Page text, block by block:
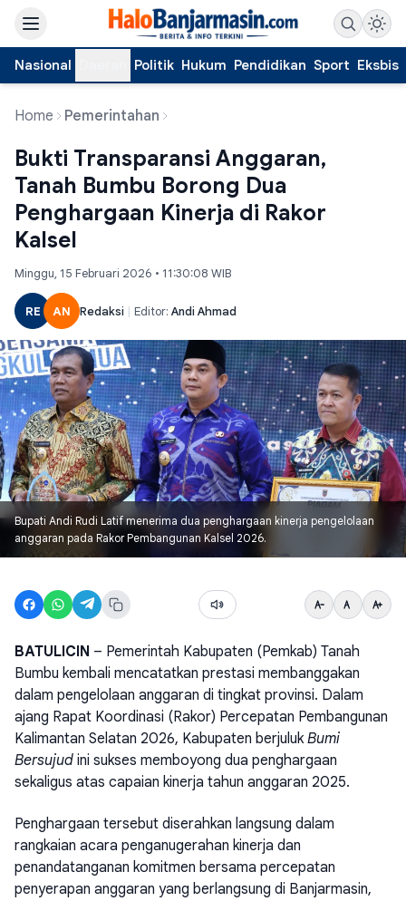
Nasional Politik Hukum Pendidikan Sport Eksbis
Home Pemerintahan
Bukti Transparansi Anggaran,
Tanah Bumbu Borong Dua
Penghargaan Kinerja di Rakor
Kalsel
Minggu, 15 Februari 2026 • 11:30:08 WIB
RE AN Redaksi | Editor: Andi Ahmad
Bupati Andi Rudi Latif menerima dua penghargaan kinerja pengelolaan
anggaran pada Rakor Pembangunan Kalsel 2026.
BATULICIN – Pemerintah Kabupaten (Pemkab) Tanah
Bumbu kembali mencatatkan prestasi membanggakan
dalam pengelolaan anggaran di tingkat provinsi. Dalam
ajang Rapat Koordinasi (Rakor) Percepatan Pembangunan
Kalimantan Selatan 2026, Kabupaten berjulukBumi
Bersujud ini sukses memboyong dua penghargaan
sekaligus atas capaian kinerja tahun anggaran 2025.
Penghargaan tersebut diserahkan langsung dalam
rangkaian acara penganugerahan kinerja dan
penandatanganan komitmen bersama percepatan
penyerapan anggaran yang berlangsung di Banjarmasin,